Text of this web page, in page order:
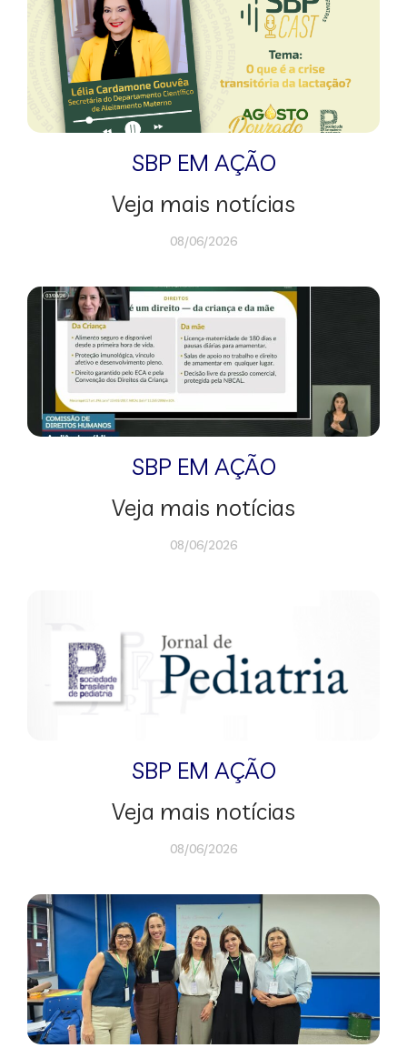
SBP EM AÇÃO
Veja mais notícias
08/06/2026
SBP EM AÇÃO
Veja mais notícias
08/06/2026
SBP EM AÇÃO
Veja mais notícias
08/06/2026